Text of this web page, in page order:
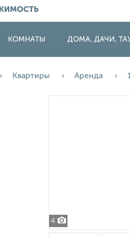
КОМНАТЫ ДОМА, ДАЧИ,
Квартиры Аренда
4